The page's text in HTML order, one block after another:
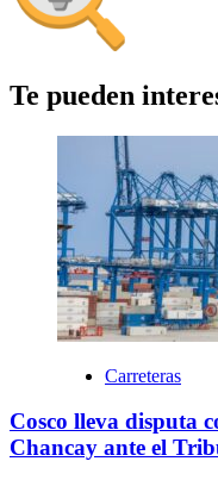
Te pueden
Carreteras
Cosco lleva disputa
Chancay ante el